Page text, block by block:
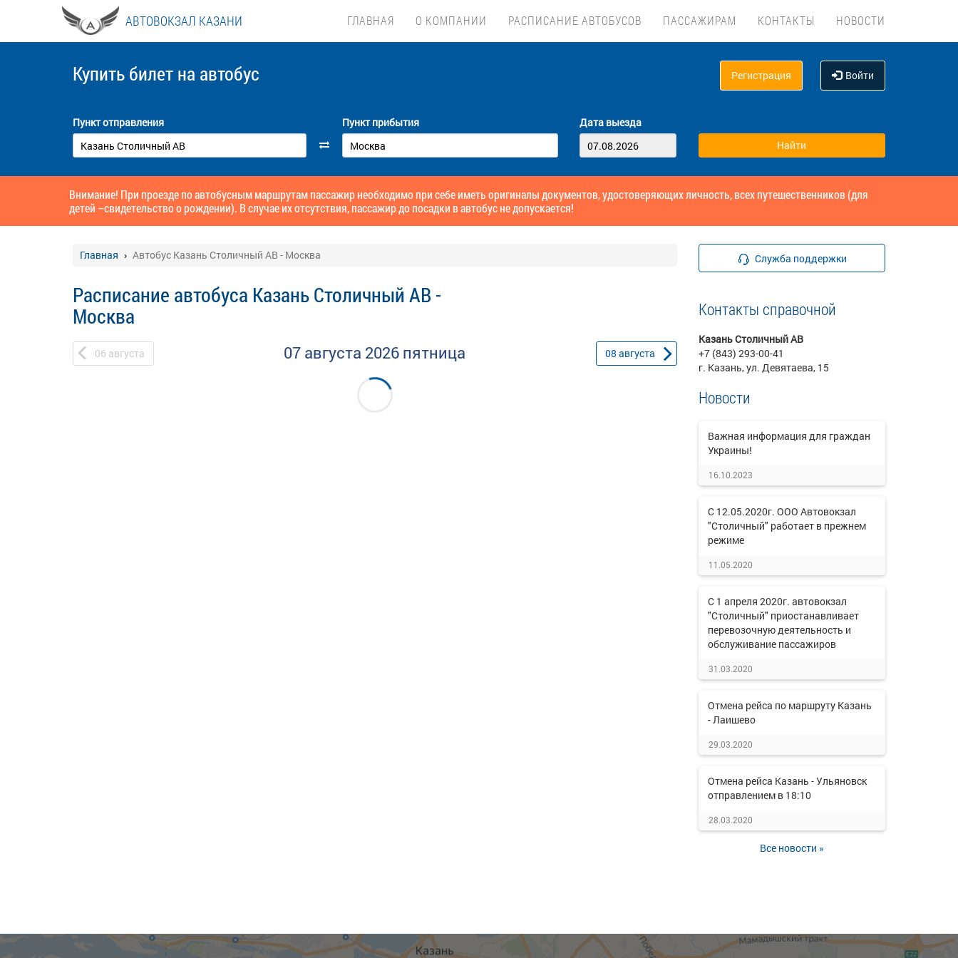
АВТОВОКЗАЛ КАЗАНИ ГЛАВНАЯ О КОМПАНИИ РАСПИСАНИЕ АВТОБУСОВ ПАССАЖИРАМ КОНТАКТЫ НОВОСТИ
Купить билет на автобус Регистрация Войти
Пункт отправления Пункт прибытия Дата выезда
Внимание! При проезде по автобусным маршрутам пассажир необходимо при себе иметь оригиналы документов, удостоверяющих личность, всех путешественников (для
детей –свидетельство о рождении). В случае их отсутствия, пассажир до посадки в автобус не допускается!
Главная Автобус Казань Столичный АВ - Москва
Расписание автобуса Казань Столичный АВ -
Москва
06 августа 07 августа 2026 пятница 08 августа
Служба поддержки
Контакты справочной
Казань Столичный АВ
+7 (843) 293-00-41
г. Казань, ул. Девятаева, 15
Новости
Важная информация для граждан
Украины!
16.10.2023
С 12.05.2020г. ООО Автовокзал
"Столичный" работает в прежнем
режиме
11.05.2020
С 1 апреля 2020г. автовокзал
"Столичный" приостанавливает
перевозочную деятельность и
обслуживание пассажиров
31.03.2020
Отмена рейса по маршруту Казань
- Лаишево
29.03.2020
Отмена рейса Казань - Ульяновск
отправлением в 18:10
28.03.2020
Все новости »